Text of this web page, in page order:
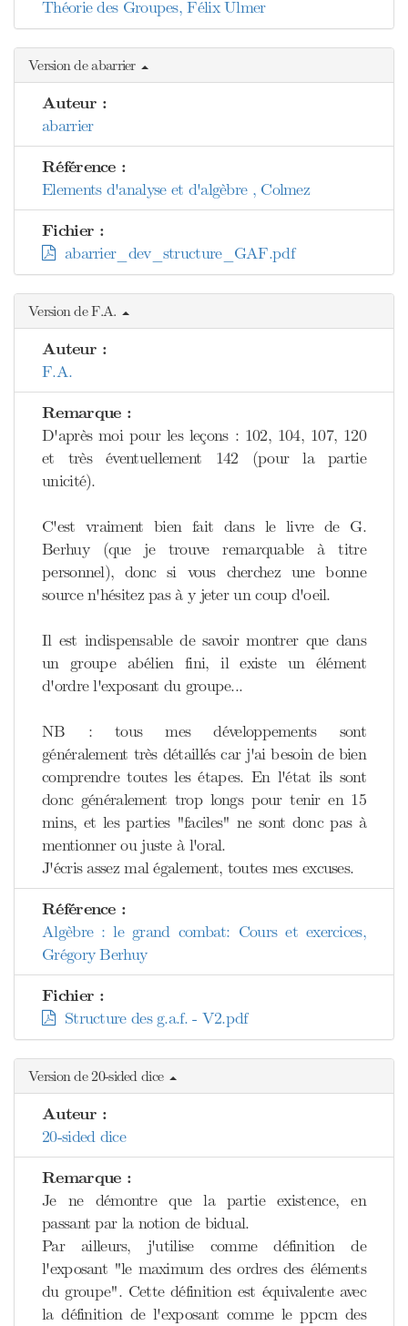
Théorie des Groupes, Félix Ulmer
Version de abarrier
Auteur :
abarrier
Référence :
Elements d'analyse et d'algèbre , Colmez
Fichier :
abarrier_dev_structure_GAF.pdf
Version de F.A.
Auteur :
F.A.
Remarque :
D'après moi pour les leçons : 102, 104, 107, 120
et très éventuellement 142 (pour la partie
unicité).
C'est vraiment bien fait dans le livre de G.
Berhuy (que je trouve remarquable à titre
personnel), donc si vous cherchez une bonne
source n'hésitez pas à y jeter un coup d'oeil.
Il est indispensable de savoir montrer que dans
un groupe abélien fini, il existe un élément
d'ordre l'exposant du groupe...
NB : tous mes développements sont
généralement très détaillés car j'ai besoin de bien
comprendre toutes les étapes. En l'état ils sont
donc généralement trop longs pour tenir en 15
mins, et les parties "faciles" ne sont donc pas à
mentionner ou juste à l'oral.
J'écris assez mal également, toutes mes excuses.
Référence :
Algèbre : le grand combat: Cours et exercices,
Grégory Berhuy
Fichier :
Structure des g.a.f. - V2.pdf
Version de 20-sided dice
Auteur :
20-sided dice
Remarque :
Je ne démontre que la partie existence, en
passant par la notion de bidual.
Par ailleurs, j'utilise comme définition de
l'exposant "le maximum des ordres des éléments
du groupe". Cette définition est équivalente avec
la définition de l'exposant comme le ppcm des